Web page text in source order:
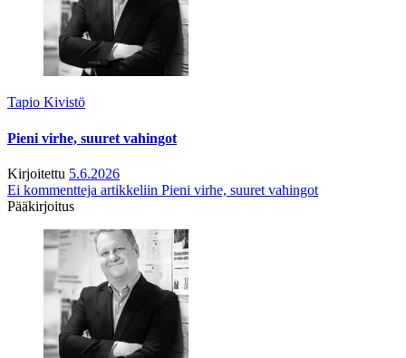
Tapio Kivistö
Pieni virhe, suuret vahingot
Kirjoitettu 5.6.2026
Ei kommentteja artikkeliin Pieni virhe, suuret vahingot
Pääkirjoitus